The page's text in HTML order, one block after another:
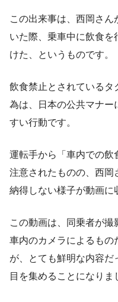
この出来事は、西岡さ
いた際、乗車中に飲食を
けた、というものです。
飲食禁止とされているタ
為は、日本の公共マナー
すい行動です。
運転手から「車内での飲
注意されたものの、西岡
納得しない様子が動画に
この動画は、同乗者が
車内のカメラによるもの
が、とても鮮明な内容だ
目を集めることになりま